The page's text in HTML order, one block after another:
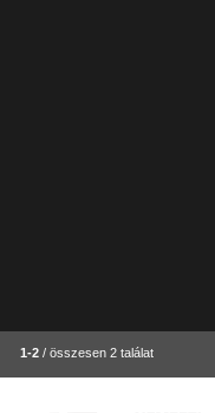
1-2 / összesen 2 találat